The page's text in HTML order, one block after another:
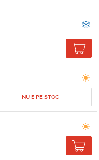
NU E PE STOC